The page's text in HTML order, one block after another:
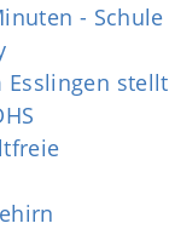
- Schule
Esslingen stellt